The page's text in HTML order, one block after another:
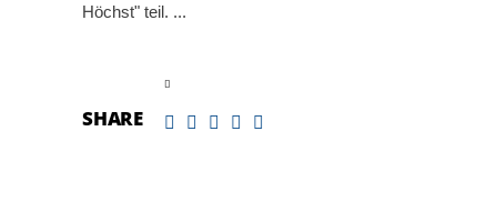
Höchst" teil.
SHARE